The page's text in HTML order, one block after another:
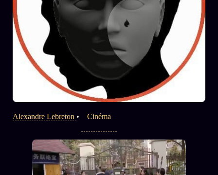
Alexandre Lebreton • Cinéma